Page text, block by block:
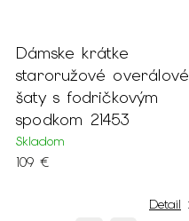
Dámske krátke
staroružové overálové
šaty s fodričkovým
spodkom 21453
Skladom
109 €
Detail